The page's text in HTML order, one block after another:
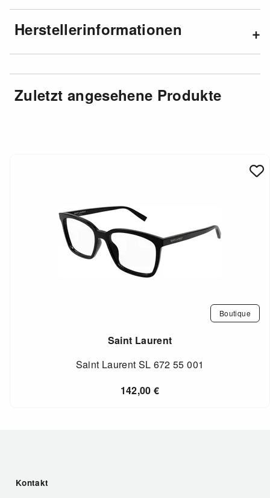
Herstellerinformationen
Zuletzt angesehene Produkte
Boutique
Saint Laurent
Saint Laurent SL 672 55 001
142,00€
Kontakt